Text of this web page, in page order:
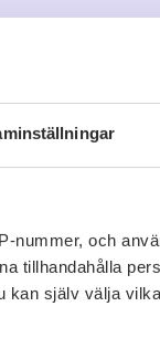
nummer, och
tillhandahålla
själv välja